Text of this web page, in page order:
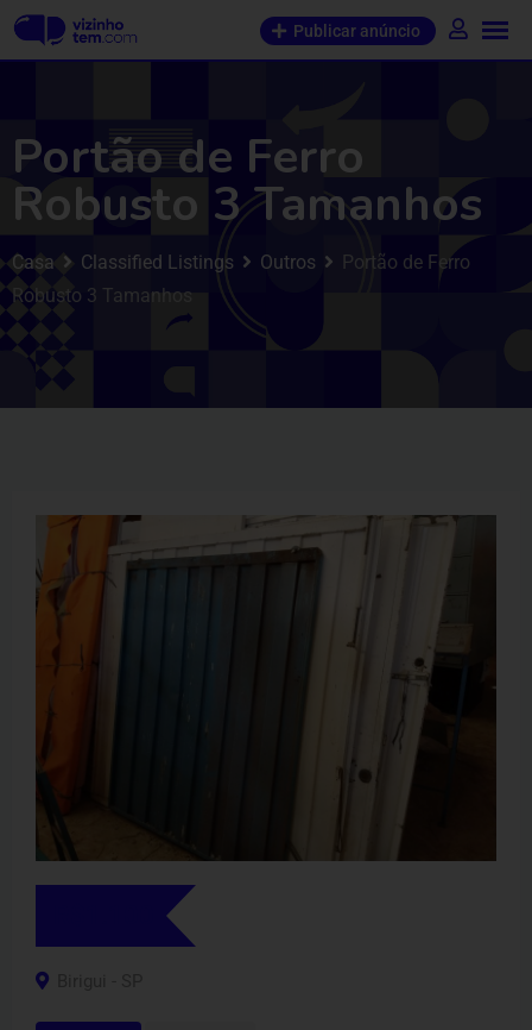
Publicar anúncio
Portão de Ferro
Robusto 3 Tamanhos
Casa Classified Listings Outros
Portão de Ferro
Robusto 3 Tamanhos